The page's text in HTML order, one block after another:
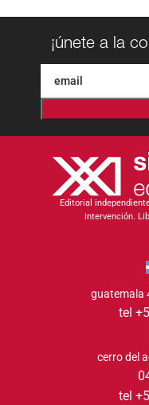
¡únete a la
Editorial
intervención.
guatemala
tel
cerro del
tel